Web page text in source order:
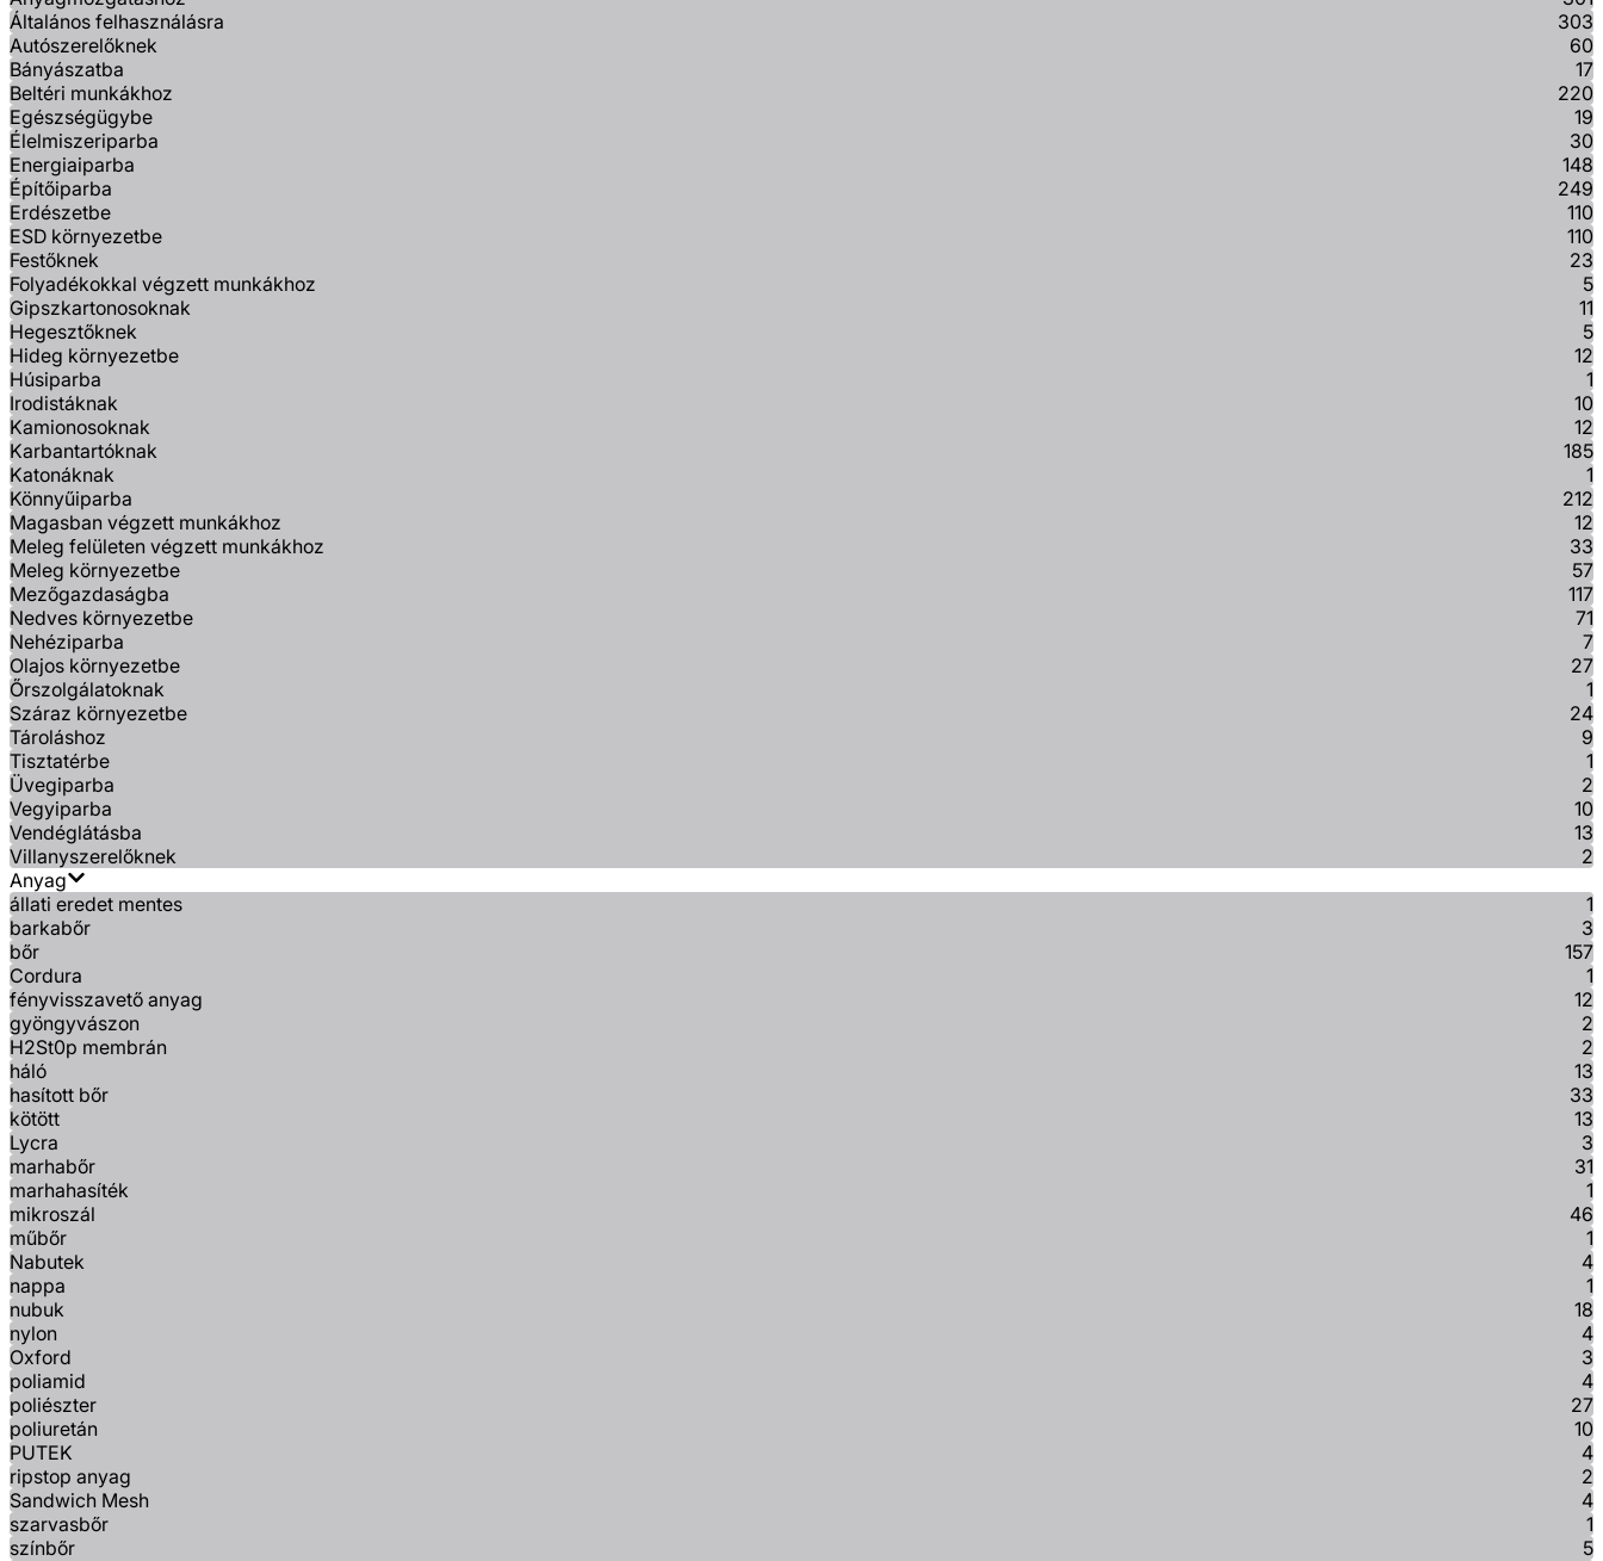
Általános felhasználásra
303
Autószerelőknek
60
Bányászatba
17
Beltéri munkákhoz
220
Egészségügybe
19
Élelmiszeriparba
30
Energiaiparba
148
Építőiparba
249
Erdészetbe
110
ESD környezetbe
110
Festőknek
23
Folyadékokkal végzett munkákhoz
5
Gipszkartonosoknak
11
Hegesztőknek
5
Hideg környezetbe
12
Húsiparba
1
Irodistáknak
10
Kamionosoknak
12
Karbantartóknak
185
Katonáknak
1
Könnyűiparba
212
Magasban végzett munkákhoz
12
Meleg felületen végzett munkákhoz
33
Meleg környezetbe
57
Mezőgazdaságba
117
Nedves környezetbe
71
Nehéziparba
7
Olajos környezetbe
27
Őrszolgálatoknak
1
Száraz környezetbe
24
Tároláshoz
9
Tisztatérbe
1
Üvegiparba
2
Vegyiparba
10
Vendéglátásba
13
Villanyszerelőknek
2
Anyag
állati eredet mentes
1
barkabőr
3
bőr
157
Cordura
1
fényvisszavető anyag
12
gyöngyvászon
2
H2St0p membrán
2
háló
13
hasított bőr
33
kötött
13
Lycra
3
marhabőr
31
marhahasíték
1
mikroszál
46
műbőr
1
Nabutek
4
nappa
1
nubuk
18
nylon
4
Oxford
3
poliamid
4
poliészter
27
poliuretán
10
PUTEK
4
ripstop anyag
2
Sandwich Mesh
4
szarvasbőr
1
színbőr
5